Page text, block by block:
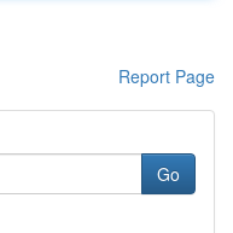
Report Page
Go